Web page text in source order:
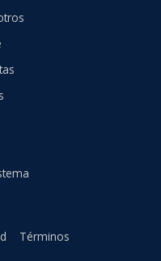
Términos